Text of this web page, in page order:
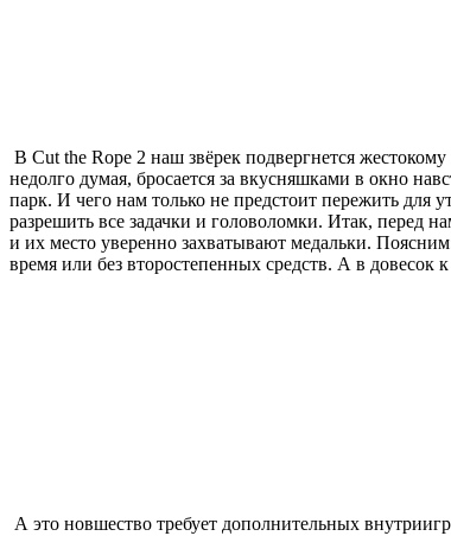
В Cut the Rope 2 наш звёрек подвергнется
недолго думая, бросается за вкусняшками в окно
парк. И чего нам только не предстоит пережить
разрешить все задачки и головоломки. Итак, перед
и их место уверенно захватывают медальки.
время или без второстепенных средств. А в
А это новшество требует дополнительных